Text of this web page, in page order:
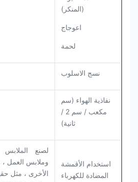
(المنكر)
اعوجاج
لحمة
نسج الاسلوب
نفاذية الهواء (سم
مكعب / سم 2 /
ثانية)
استخدام الأقمشة
المضادة للكهرباء
لصنع
وملابس العمل